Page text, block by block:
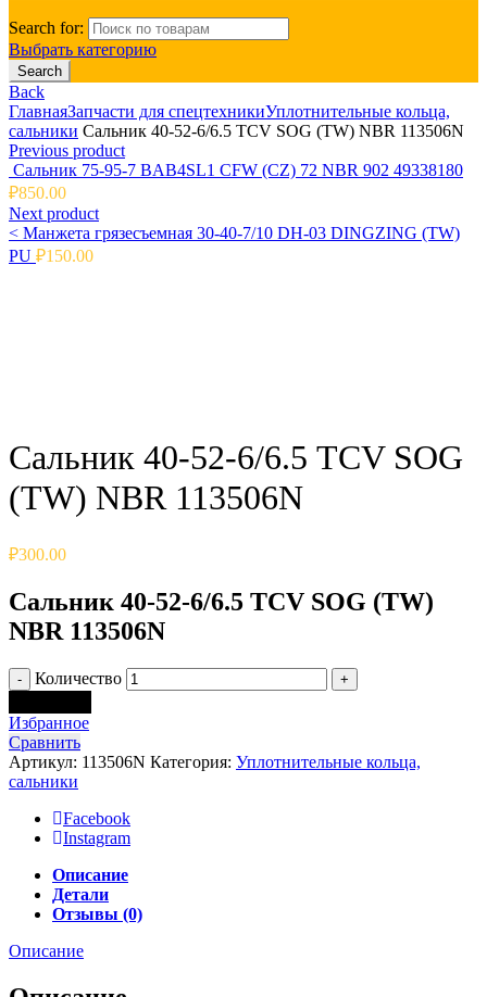
Search for:
Выбрать категорию
Search
Back
ГлавнаяЗапчасти для спецтехникиУплотнительные кольца,
сальники Сальник 40-52-6/6.5 TCV SOG (TW) NBR 113506N
Previous product
Сальник 75-95-7 BAB4SL1 CFW (CZ) 72 NBR 902 49338180
₽850.00
Next product
< Манжета грязесъемная 30-40-7/10 DH-03 DINGZING (TW)
PU ₽150.00
Сальник 40-52-6/6.5 TCV SOG
(TW) NBR 113506N
₽300.00
Сальник 40-52-6/6.5 TCV SOG (TW)
NBR 113506N
Количество
Избранное
Сравнить
Артикул: 113506N Категория: Уплотнительные кольца,
сальники
Facebook
Instagram
Описание
Детали
Отзывы (0)
Описание